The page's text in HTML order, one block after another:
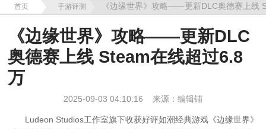
首页 手游评测 《边缘世界》攻略——更新DLC奥德赛上线
《边缘世界》攻略——更新DLC
奥德赛上线 Steam在线超过6.8
万
2025-09-03 04:10:16 来源：编辑铺
Ludeon Studios工作室旗下收获好评如潮经典游戏《边缘世界》